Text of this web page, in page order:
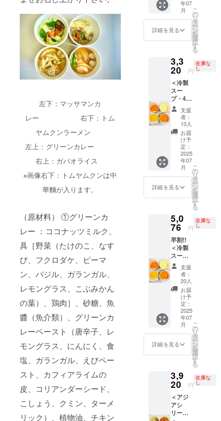
左下：マッサマンカ
レー 右下：トム
ヤムクンラーメン
左上：グリーンカレー
右上：ガパオライス
※画像右下：トムヤムクンは中
華麵が入ります。
（原材料） ①グリーンカ
レー ：ココナッツミルク、
具［野菜（たけのこ、なす
び、フクロダケ、ピーマ
ン、バジル、ガランガル、
レモングラス、こぶみかん
の葉）、鶏肉］、砂糖、魚
醬（魚介類）、グリーンカ
レーペースト（唐辛子、レ
モングラス、にんにく、食
塩、ガランガル、えびペー
スト、カフィアライムの
皮、コリアンダーシード、
こしょう、クミン、ターメ
リック）、植物油、チキン
付され
たラベ
ルや注
意書き
をご確
認くだ
なって
おり、
お得で
す。 ※
新商品
の原材
いては
本文を
参考に
して下
さい。
※具材の
種類は
変わる
可能性
があり
ます。
※原材料
及び添
加物等
の食品
表示は
お届け
商品の
ラベル
されま
す。 商
品開封
前には
必ずお
届けの
リター
ンに貼
付され
たラベ
ルや注
意書き
をご確
認下さ
い。
る牛と
ときた
作の冷
製スー
ト、ア
ジアシ
リーズ
とクラ
フト
スープ
A・B・
Cのいず
れか2つ
のを3か
月に
渡って
毎月8個
お送り
しま
す。 通
常価格
より
10％引
なって
おり、
お得で
す。 ※
新商品
の原材
料につ
いては
本文を
参考に
して下
さい。
※具材の
種類は
変わる
可能性
があり
ます。
※原材料
加物等
の食品
表示は
お届け
商品の
ラベル
チュー
＜クラ
スープB
＞ ・10
の彩り
椀 ・鯛
の和風
アクア
パッツ
ア ・魚
介のブ
イヤ
ベース
・8種野
菜のラ
タトュ
イユ ＜
クラフ
トスー
・10種
野菜と
彩り椀
・京風
牛すじ
カレー
煮込み
・鶏団
子とニ
ラのス
タミナ
なべ ・
山椒香
る牛と
ときた
まご 通
常価格
の15％
引きに
なって
おり、
す。
CHANT
MEAL
の味が
沢山楽
しめま
B・Cを
順に送
す。万
が一同
送って
欲しい
などの
個別要
望があ
る方
は、備
考欄に
ご記入
下さ
い。 ＜
クラフ
トスー
プA＞
・10種
生姜の
彩り椀
のク
リーム
煮 ・ク
レーム
ドゥ
シャン
ピニオ
ン ・チ
キンフ
リカッ
セク
リーム
チュー
＜クラ
スープB
＞ ・10
と生姜
の彩り
椀 ・鯛
の和風
アクア
パッツ
ア ・魚
なって
おり、
お得で
す。 ※
いては
本文を
参考に
して下
さい。
※既存の
各種
スープ
の原材
料は、
HPをご
確認く
ださい
（https:
//www.c
hantme
al.co.jp
） ※具
わる可
能性が
ありま
す。 ※
原材料
及び添
加物等
の食品
表示は
お届け
商品の
ラベル
に表記
されま
す。 商
前には
必ずお
ンに貼
付され
たラベ
ルや注
意書き
をご確
セット
です。
A・B・
Cそれぞ
るか、A
セット
を6か月
お送り
するな
ど、6か
月分お
好きな
セット
を備考
欄に入
力願い
ます。
＜ク
ラフト
スープA
＞ ・10
種野菜
鮭と白
菜のク
リーム
煮 ・ク
レーム
ドゥ
シャン
ピニオ
ン ・チ
キンフ
リカッ
セク
リーム
チュー
フト
スープB
と生姜
の彩り
椀 ・鯛
の和風
アクア
パッツ
個）＞
以下の
クラフ
トスー
プの
セット
B・C）
2セット
を6か月
に渡っ
てお送
りしま
す。 通
常価格
より
15％引
きに
なった
お得な
セット
です。
A・B・
Cそれぞ
るか、A
セット
を6か月
お送り
するな
ど、6か
月分お
好きな
セット2
セット
を備考
欄に入
力願い
ます。
＜ク
ラフト
スープA
＞ ・10
椀 ・焼
鮭と白
リーム
煮 ・ク
レーム
年07
月
詳細を見る
こ
の
リ
タ
ー
ン
を
選
択
す
る
3,3
20 円
在庫な
し
＜冷製
スー
プ・4個
（各1
個）＞
・とう
もろこ
し ・京
人参 ・
紅はる
かの濃
厚ポ
ター
ジュ ・
トマト
のガス
※新商品
の原材
料につ
いては
本文を
参考に
して下
さい。
※具材の
種類は
変わる
可能性
があり
ます。
※写真は
CUPに
入って
でのご
提供と
なりま
す。 ※
原材料
及び添
支援
者：
10人
お届
け予
定：
2025
年07
月
詳細を見る
こ
の
リ
タ
ー
ン
を
選
択
す
る
5,0
76 円
在庫な
し
早割!!
＜冷製
スープ
8個（各
2個）＞
・とう
もろこ
し ・京
人参 ・
紅はる
かの濃
厚ポ
ター
ジュ ・
トマト
のガス
※新商品
の原材
料につ
いては
本文を
参考に
支援
者：
20人
お届
け予
定：
2025
年07
月
詳細を見る
こ
の
リ
タ
ー
ン
を
選
択
す
る
3,9
20 円
在庫な
し
＜アジ
アシ
リー